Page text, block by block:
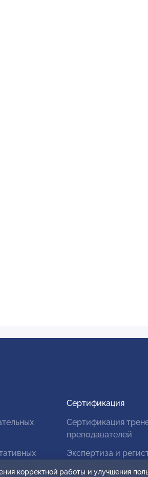
Сертификация
Сертификация
преподавателей
Экспертиза и
корректной работы и улучшения